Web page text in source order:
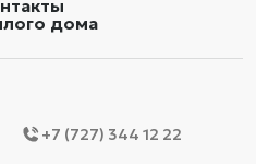
дома
+7 (727) 344 12 22